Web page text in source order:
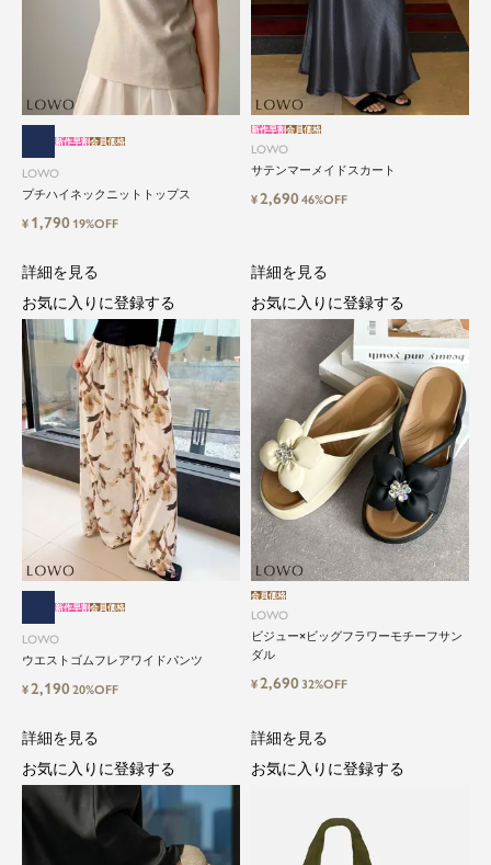
気軽に楽しめる低価格でトレンドを取
り入れたファッションブランド
LOWO
プチハイネックニットトップス
新作早割会員価格
¥ 1,790 19%OFF
LOWO
サテンマーメイドスカート
新作早割会員価格
¥2,69046%OFF
LOWO
ウエストゴムフレアワイドパンツ
新作早割会員価格
¥2,19020%OFF
詳細を見る
お気に入りに登録する
LOWO
ビジュー×ビッグフラワーモチーフサン
ダル
会員価格
¥2,69032%OFF
詳細を見る
お気に入りに登録する
詳細を見る
お気に入りに登録する
詳細を見る
お気に入りに登録する